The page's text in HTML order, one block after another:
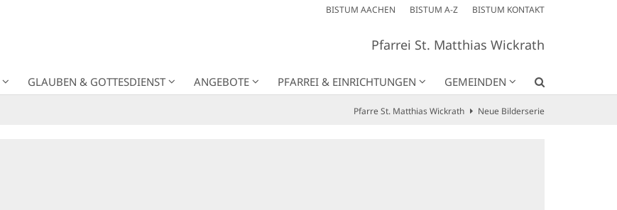
BISTUM AACHEN BISTUM A-Z BISTUM KONTAKT
Pfarrei St. Matthias Wickrath
GLAUBEN & GOTTESDIENST ANGEBOTE PFARREI & EINRICHTUNGEN GEMEINDEN
Pfarre St. Matthias Wickrath Neue Bilderserie